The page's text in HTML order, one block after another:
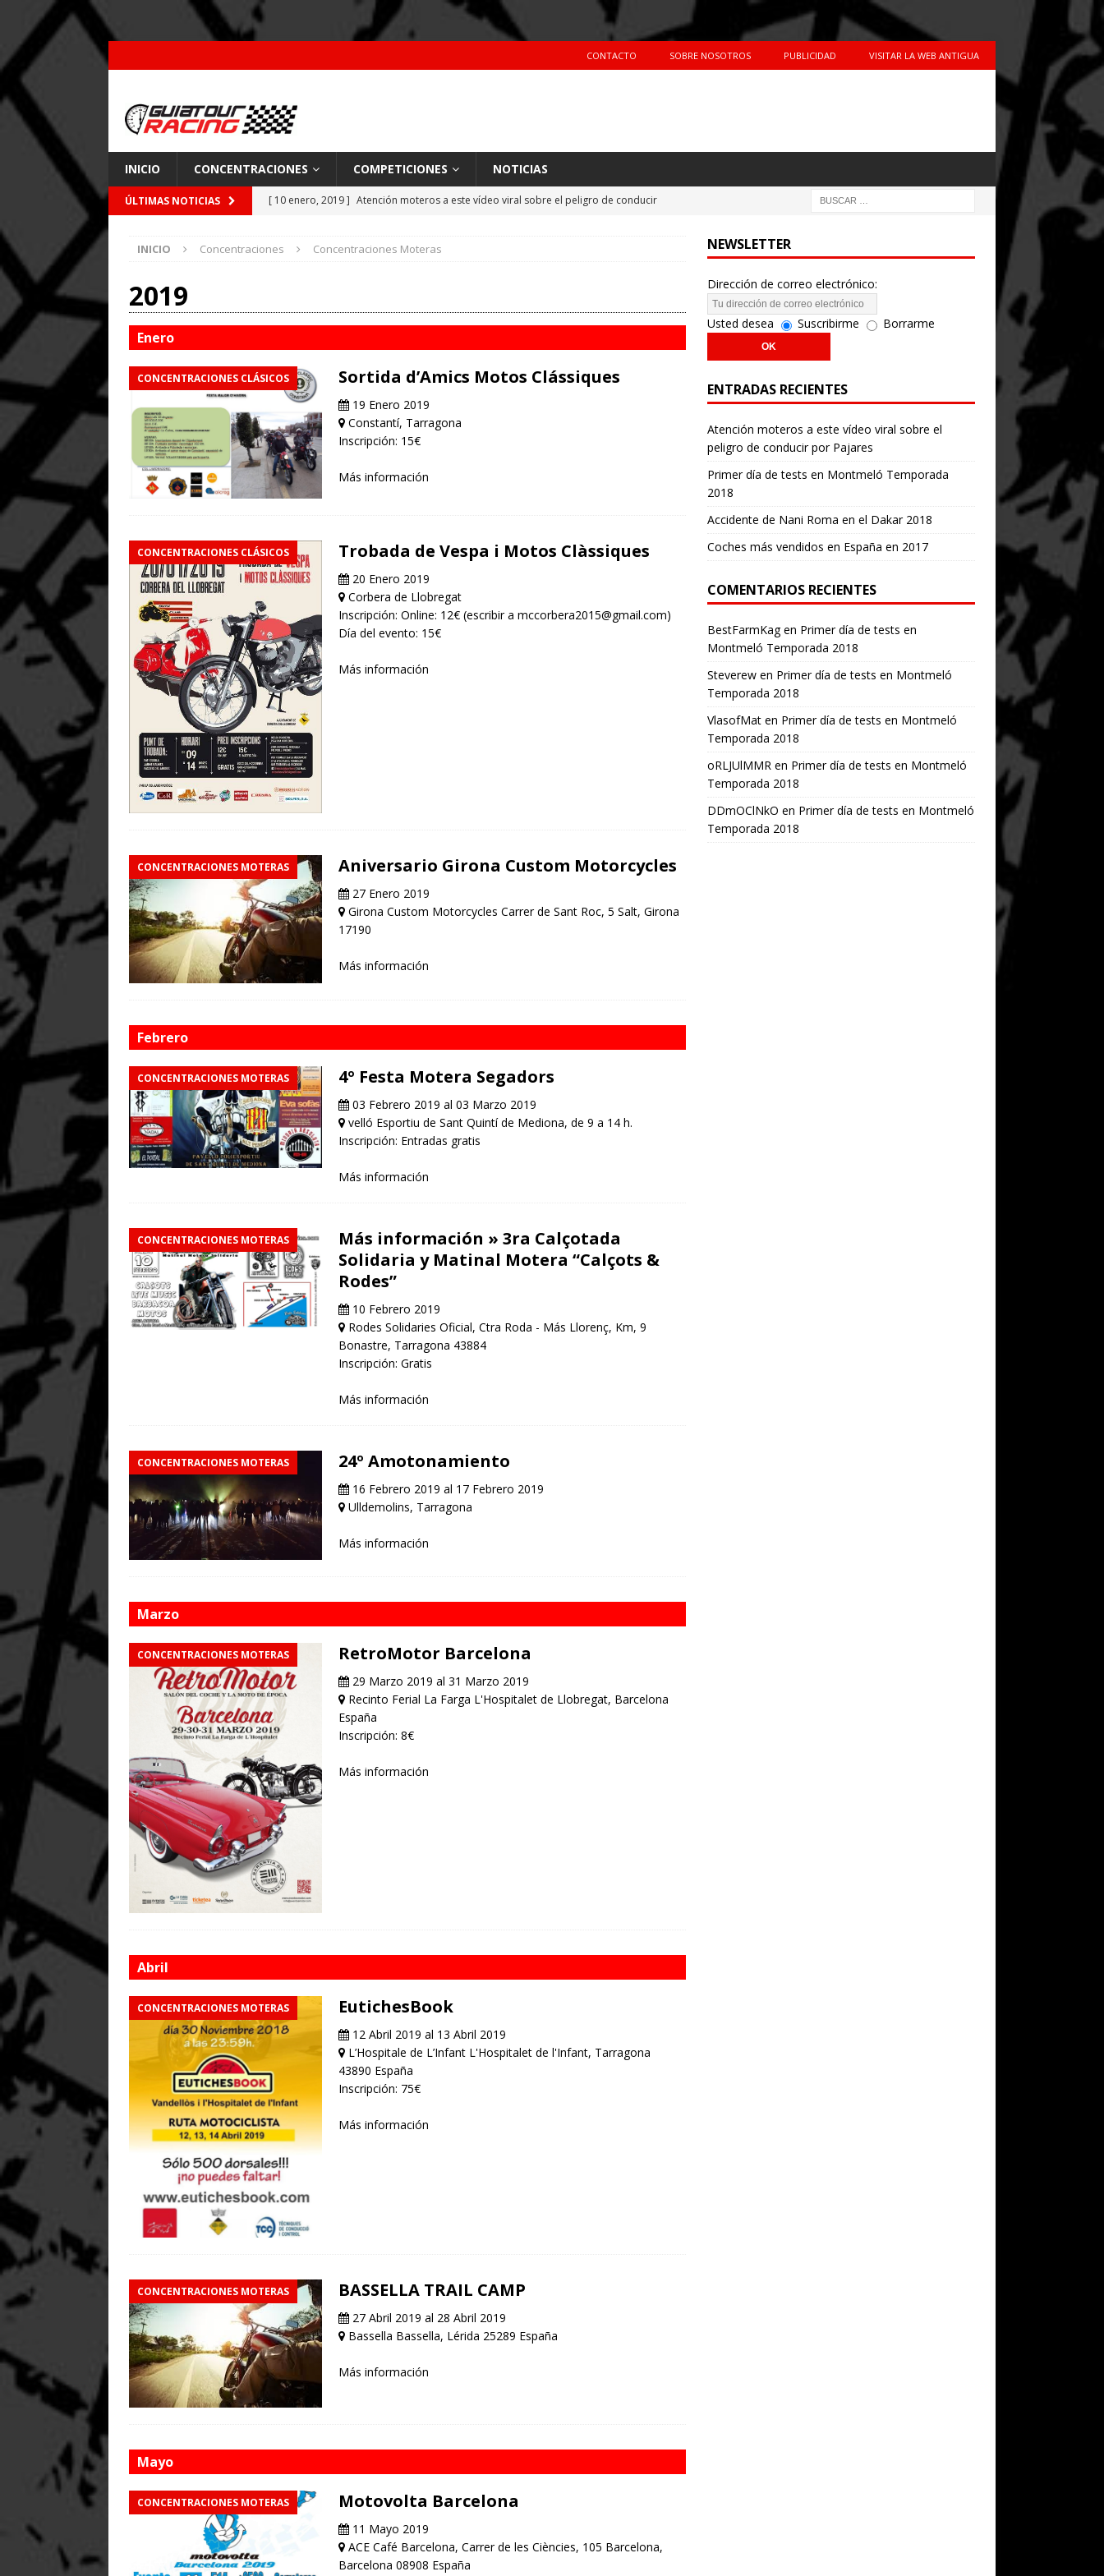
CONTACTO SOBRE NOSOTROS PUBLICIDAD VISITAR LA WEB ANTIGUA
INICIO CONCENTRACIONES COMPETICIONES NOTICIAS
ÚLTIMAS NOTICIAS [ 10 enero, 2019 ] Atención moteros a este vídeo viral sobre el peligro de conducir
[ 26 febrero, 2018 ] Primer día de tests en Montmeló Temporada 2018
[ 7 enero, 2018 ] Coches más vendidos en España en 2017 CIFRAS DE VENTAS
INICIO Concentraciones Concentraciones Moteras
2019
Enero
CONCENTRACIONES CLÁSICOS Sortida d’Amics Motos Clássiques
19 Enero 2019
Constantí, Tarragona
Inscripción: 15€
Más información
CONCENTRACIONES CLÁSICOS Trobada de Vespa i Motos Clàssiques
20 Enero 2019
Corbera de Llobregat
Inscripción: Online: 12€ (escribir a mccorbera2015@gmail.com)
Día del evento: 15€
Más información
CONCENTRACIONES MOTERAS Aniversario Girona Custom Motorcycles
27 Enero 2019
Girona Custom Motorcycles Carrer de Sant Roc, 5 Salt, Girona
17190
Más información
Febrero
CONCENTRACIONES MOTERAS 4º Festa Motera Segadors
03 Febrero 2019 al 03 Marzo 2019
velló Esportiu de Sant Quintí de Mediona, de 9 a 14 h.
Inscripción: Entradas gratis
Más información
CONCENTRACIONES MOTERAS
Más información » 3ra Calçotada
Solidaria y Matinal Motera “Calçots &
Rodes”
10 Febrero 2019
Rodes Solidaries Oficial, Ctra Roda - Más Llorenç, Km, 9
Bonastre, Tarragona 43884
Inscripción: Gratis
Más información
CONCENTRACIONES MOTERAS 24º Amotonamiento
16 Febrero 2019 al 17 Febrero 2019
Ulldemolins, Tarragona
Más información
Marzo
CONCENTRACIONES MOTERAS RetroMotor Barcelona
29 Marzo 2019 al 31 Marzo 2019
Recinto Ferial La Farga L'Hospitalet de Llobregat, Barcelona
España
Inscripción: 8€
Más información
Abril
CONCENTRACIONES MOTERAS EutichesBook
12 Abril 2019 al 13 Abril 2019
L’Hospitale de L’Infant L'Hospitalet de l'Infant, Tarragona
43890 España
Inscripción: 75€
Más información
CONCENTRACIONES MOTERAS BASSELLA TRAIL CAMP
27 Abril 2019 al 28 Abril 2019
Bassella Bassella, Lérida 25289 España
Más información
Mayo
CONCENTRACIONES MOTERAS Motovolta Barcelona
11 Mayo 2019
ACE Café Barcelona, Carrer de les Ciències, 105 Barcelona,
Barcelona 08908 España
NEWSLETTER
Dirección de correo electrónico:
Usted desea Suscribirme Borrarme
ENTRADAS RECIENTES
Atención moteros a este vídeo viral sobre el
peligro de conducir por Pajares
Primer día de tests en Montmeló Temporada
2018
Accidente de Nani Roma en el Dakar 2018
Coches más vendidos en España en 2017
COMENTARIOS RECIENTES
BestFarmKagen Primer día de tests en
Montmeló Temporada 2018
Steverewen Primer día de tests en Montmeló
Temporada 2018
VlasofMaten Primer día de tests en Montmeló
Temporada 2018
oRLJUlMMRen Primer día de tests en Montmeló
Temporada 2018
DDmOClNkO en Primer día de tests en Montmeló
Temporada 2018